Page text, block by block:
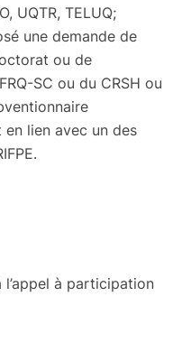
UQTR, TELUQ;
une demande de
ou de
SC ou du CRSH ou
lien avec un des
l’appel à participation